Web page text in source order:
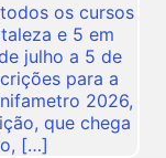
os cursos
e 5 em
julho a 5 de
para a
2026,
que chega
[…]